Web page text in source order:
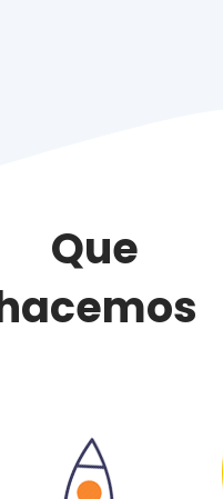
Que